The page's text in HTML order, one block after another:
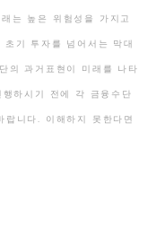
는 높은 위험성을 가지고
기 투자를 넘어서는 막대
의 과거표현이 미래를 나타
하시기 전에 각 금융수단
니다. 이해하지 못한다면